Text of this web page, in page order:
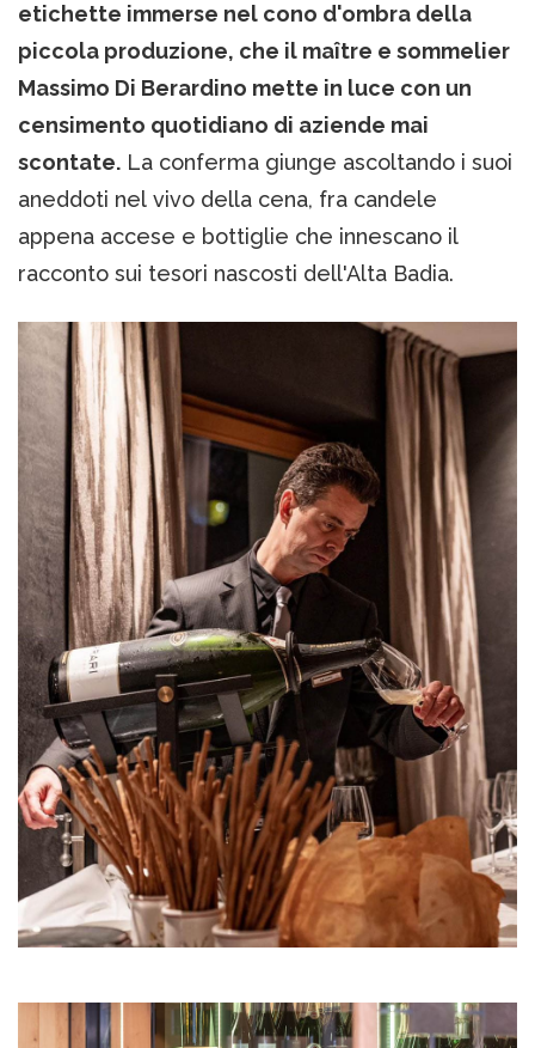
etichette immerse nel cono d'ombra della
piccola produzione, che il maître e sommelier
Massimo Di Berardino mette in luce con un
censimento quotidiano di aziende mai
scontate. La conferma giunge ascoltando i suoi
aneddoti nel vivo della cena, fra candele
appena accese e bottiglie che innescano il
racconto sui tesori nascosti dell'Alta Badia.